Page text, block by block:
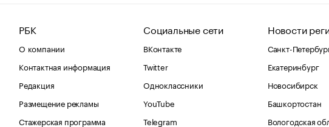
РБК
О компании
Контактная информация
Редакция
Размещение рекламы
Стажерская программа
Социальные сети
ВКонтакте
Twitter
Одноклассники
YouTube
Telegram
Новости
Санкт-
Екатеринбург
Новосибирск
Башкортостан
Вологодская